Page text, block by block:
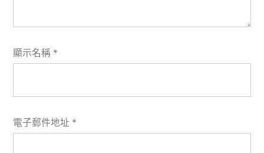
顯示名稱 *
電子郵件地址 *